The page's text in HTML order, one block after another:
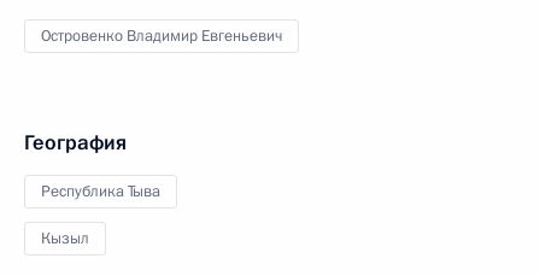
Островенко Владимир Евгеньевич
География
Республика Тыва
Кызыл